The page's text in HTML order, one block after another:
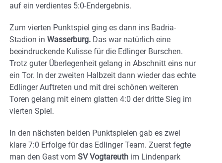
auf ein verdientes 5:0-Endergebnis.
Zum vierten Punktspiel ging es dann ins Badria-
Stadion in Wasserburg. Das war natürlich eine
beeindruckende Kulisse für die Edlinger Burschen.
Trotz guter Überlegenheit gelang in Abschnitt eins nur
ein Tor. In der zweiten Halbzeit dann wieder das echte
Edlinger Auftreten und mit drei schönen weiteren
Toren gelang mit einem glatten 4:0 der dritte Sieg im
vierten Spiel.
In den nächsten beiden Punktspielen gab es zwei
klare 7:0 Erfolge für das Edlinger Team. Zuerst fegte
man den Gast vom SV Vogtareuth im Lindenpark